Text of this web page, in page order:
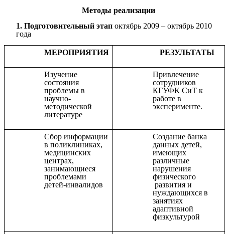
Методы реализации
1. Подготовительный этап октябрь 2009 – октябрь 2010
года
МЕРОПРИЯТИЯ РЕЗУЛЬТАТЫ
Изучение
состояния
проблемы в
научно-
методической
литературе
Привлечение
сотрудников
КГУФК СиТ к
работе в
эксперименте.
Сбор информации
в поликлиниках,
медицинских
центрах,
занимающиеся
проблемами
детей-инвалидов
Создание банка
данных детей,
имеющих
различные
нарушения
физического
развития и
нуждающихся в
занятиях
адаптивной
физкультурой